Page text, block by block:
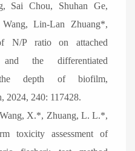
Sai Chou, Shuhan Ge,
Lin-Lan Zhuang*,
N/P ratio on attached
the differentiated
the depth of biofilm,
2024, 240: 117428.
X.*, Zhuang, L. L.*,
toxicity assessment of